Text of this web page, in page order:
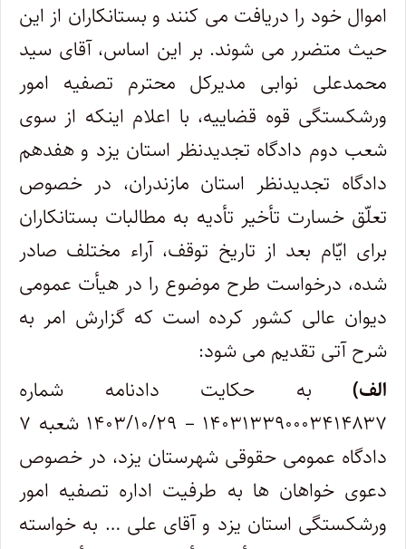
اموال خود را دریافت می کنند و بستانکاران از این
حیث متضرر می شوند. بر این اساس، آقای سید
محمدعلی نوابی مدیرکل محترم تصفیه امور
ورشکستگی قوه قضاییه، با اعلام اینکه از سوی
شعب دوم دادگاه تجدیدنظر استان یزد و هفدهم
دادگاه تجدیدنظر استان مازندران، در خصوص
تعلّق خسارت تأخیر تأدیه به مطالبات بستانکاران
برای ایّام بعد از تاریخ توقف، آراء مختلف صادر
شده، درخواست طرح موضوع را در هیأت عمومی
دیوان عالی کشور کرده است که گزارش امر به
شرح آتی تقدیم می شود:
الف) به حکایت دادنامه شماره
۱۴۰۳۱۳۳۹۰۰۰۳۴۱۴۸۳۷ – ۱۴۰۳/۱۰/۲۹ شعبه ۷
دادگاه عمومی حقوقی شهرستان یزد، در خصوص
دعوی خواهان ها به طرفیت اداره تصفیه امور
ورشکستگی استان یزد و آقای علی … به خواسته